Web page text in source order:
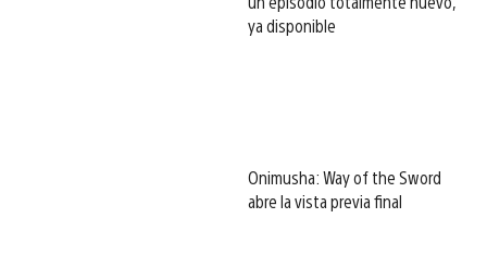
ya disponible
Onimusha: Way of the Sword
abre la vista previa final